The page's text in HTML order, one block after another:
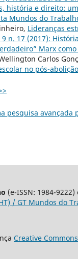
história e direito:
Mundos do
Lideranças
n. 17 (2017):
Marx
Carlos
no pós-abolição
pesquisa avançada
(e-ISSN: 1984-
/ GT Mundos do
Creative